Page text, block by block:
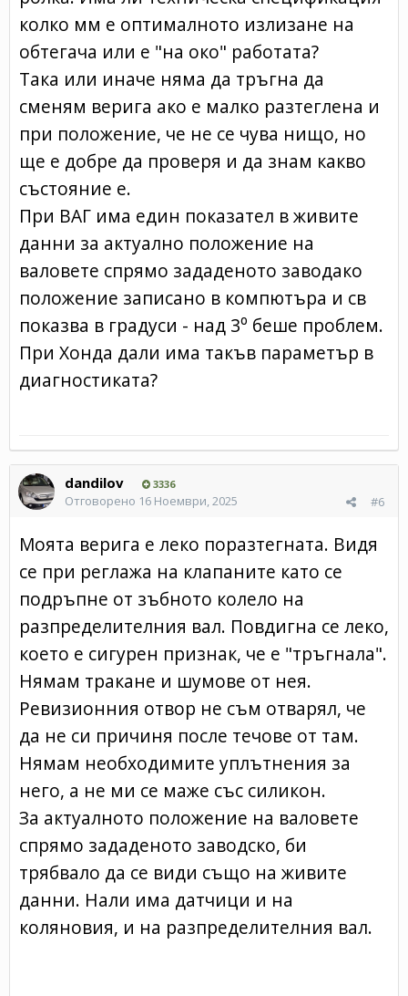
колко мм е оптималното излизане на
обтегача или е "на око" работата?
Така или иначе няма да тръгна да
сменям верига ако е малко разтеглена и
при положение, че не се чува нищо, но
ще е добре да проверя и да знам какво
състояние е.
При ВАГ има един показател в живите
данни за актуално положение на
валовете спрямо зададеното заводако
положение записано в компютъра и св
показва в градуси - над 3⁰ беше проблем.
При Хонда дали има такъв параметър в
диагностиката?
dandilov 3336
#6
Отговорено 16 Ноември, 2025
Моята верига е леко поразтегната. Видя
се при реглажа на клапаните като се
подръпне от зъбното колело на
разпределителния вал. Повдигна се леко,
което е сигурен признак, че е "тръгнала".
Нямам тракане и шумове от нея.
Ревизионния отвор не съм отварял, че
да не си причиня после течове от там.
Нямам необходимите уплътнения за
него, а не ми се маже със силикон.
За актуалното положение на валовете
спрямо зададеното заводско, би
трябвало да се види също на живите
данни. Нали има датчици и на
коляновия, и на разпределителния вал.